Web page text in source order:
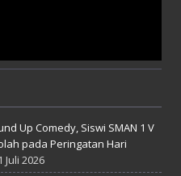
Up Comedy, Siswi SMAN 1 V
pada Peringatan Hari
Juli 2026